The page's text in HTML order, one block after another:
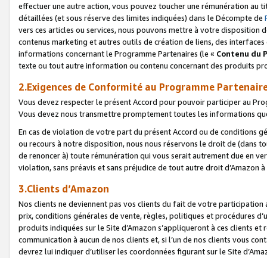
effectuer une autre action, vous pouvez toucher une rémunération
détaillées (et sous réserve des limites indiquées) dans le Décompte de
vers ces articles ou services, nous pouvons mettre à votre disposition
contenus marketing et autres outils de création de liens, des
informations concernant le Programme Partenaires (le « Contenu du
texte ou tout autre information ou contenu concernant des produits
2.Exigences de Conformité au Programme
Vous devez respecter le présent Accord pour pouvoir participer au
Vous devez nous transmettre promptement toutes les informations
En cas de violation de votre part du présent Accord ou de conditions
ou recours à notre disposition, nous nous réservons le droit de (dans
de renoncer à) toute rémunération qui vous serait autrement due en
violation, sans préavis et sans préjudice de tout autre droit
3.Clients d’Amazon
Nos clients ne deviennent pas vos clients du fait de votre
prix, conditions générales de vente, règles, politiques et procédures
produits indiquées sur le Site d’Amazon s’appliqueront à ces clients
communication à aucun de nos clients et, si l’un de nos clients vous
devrez lui indiquer d’utiliser les coordonnées figurant sur le Site